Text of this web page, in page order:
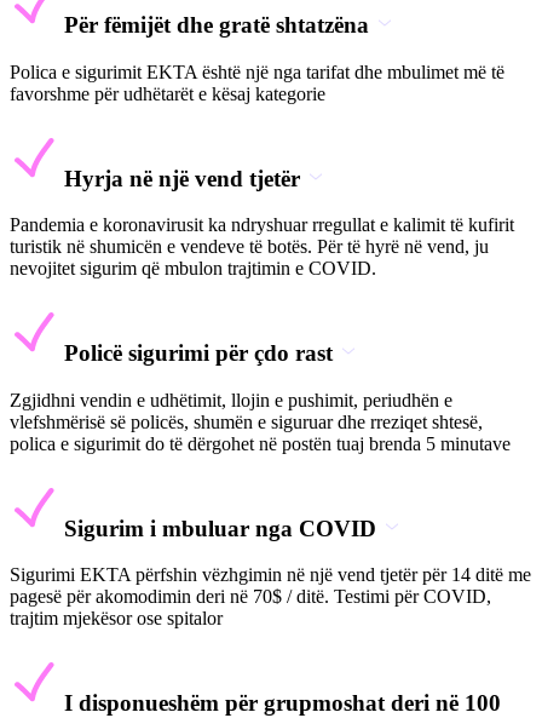
Për fëmijët dhe gratë shtatzëna
Polica e sigurimit EKTA është një nga tarifat dhe mbulimet më të
favorshme për udhëtarët e kësaj kategorie
Hyrja në një vend tjetër
Pandemia e koronavirusit ka ndryshuar rregullat e kalimit të kufirit
turistik në shumicën e vendeve të botës. Për të hyrë në vend, ju
nevojitet sigurim që mbulon trajtimin e COVID.
Policë sigurimi për çdo rast
Zgjidhni vendin e udhëtimit, llojin e pushimit, periudhën e
vlefshmërisë së policës, shumën e siguruar dhe rreziqet shtesë,
polica e sigurimit do të dërgohet në postën tuaj brenda 5 minutave
Sigurim i mbuluar nga COVID
Sigurimi EKTA përfshin vëzhgimin në një vend tjetër për 14 ditë me
pagesë për akomodimin deri në 70$ / ditë. Testimi për COVID,
trajtim mjekësor ose spitalor
I disponueshëm për grupmoshat deri në 100